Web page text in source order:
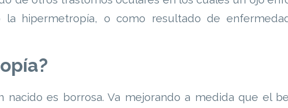
hipermetropía, o como resultado de
es borrosa. Va mejorando a medida que el